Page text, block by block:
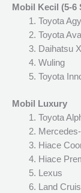
Mobil Kecil (5-6
Toyota
Toyota
Daihatsu
Wuling
Toyota
Mobil Luxury
Toyota
Hiace
Hiace
Lexus
Land